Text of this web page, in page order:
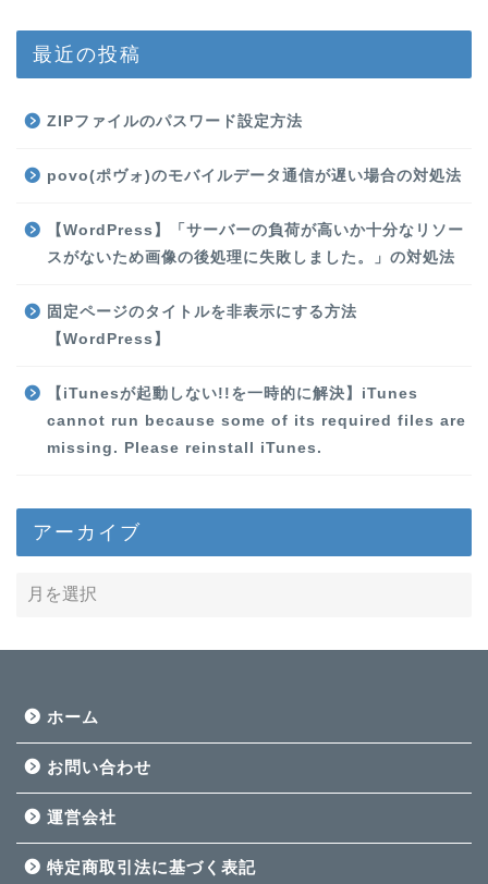
最近の投稿
ZIPファイルのパスワード設定方法
povo(ポヴォ)のモバイルデータ通信が遅い場合の対処法
【WordPress】「サーバーの負荷が高いか十分なリソー
スがないため画像の後処理に失敗しました。」の対処法
固定ページのタイトルを非表示にする方法
【WordPress】
【iTunesが起動しない!!を一時的に解決】iTunes
cannot run because some of its required files are
missing. Please reinstall iTunes.
アーカイブ
ホーム
お問い合わせ
運営会社
特定商取引法に基づく表記